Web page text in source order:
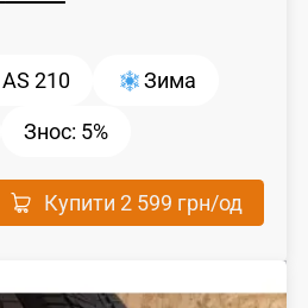
210 Зима
Знос: 5%
Купити2 599 грн/од